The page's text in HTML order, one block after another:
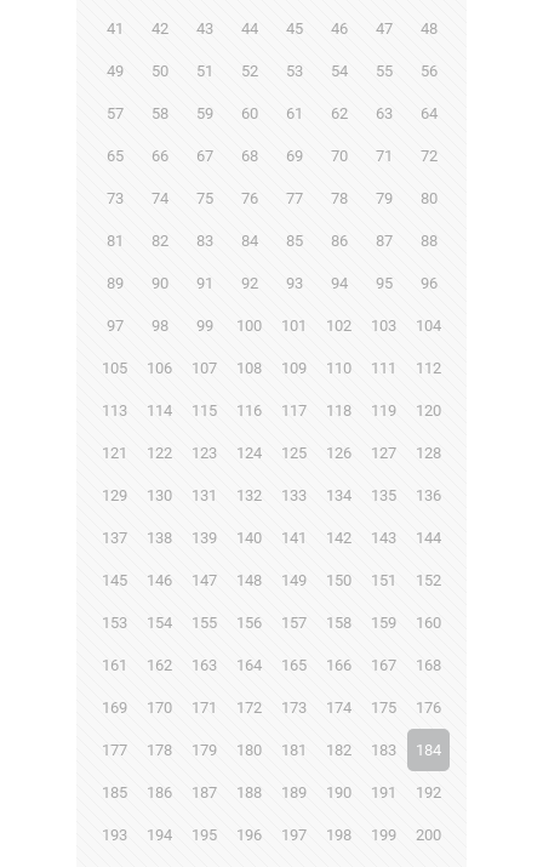
41 42 43 44 45 46 47 48
49 50 51 52 53 54 55 56
57 58 59 60 61 62 63 64
65 66 67 68 69 70 71 72
73 74 75 76 77 78 79 80
81 82 83 84 85 86 87 88
89 90 91 92 93 94 95 96
97 98 99 100 101 102 103 104
105 106 107 108 109 110 111 112
113 114 115 116 117 118 119 120
121 122 123 124 125 126 127 128
129 130 131 132 133 134 135 136
137 138 139 140 141 142 143 144
145 146 147 148 149 150 151 152
153 154 155 156 157 158 159 160
161 162 163 164 165 166 167 168
169 170 171 172 173 174 175 176
177 178 179 180 181 182 183 184
185 186 187 188 189 190 191 192
193 194 195 196 197 198 199 200